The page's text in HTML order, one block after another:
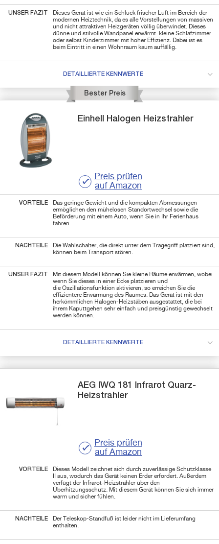
UNSER FAZIT
Dieses Gerät ist wie ein Schluck frischer Luft im Bereich der
modernen Heiztechnik, da es alle Vorstellungen von massiven
und nicht attraktiven Heizgeräten völlig überwindet. Dieses
dünne und stilvolle Wandpanel erwärmt kleine Schlafzimmer
oder selbst Kinderzimmer mit hoher Effizienz. Dabei ist es
beim Eintritt in einen Wohnraum kaum auffällig.
DETAILLIERTE KENNWERTE
Bester Preis
Einhell Halogen Heizstrahler
Preis prüfen
auf Amazon
VORTEILE
Das geringe Gewicht und die kompakten Abmessungen
ermöglichen den mühelosen Standortwechsel sowie die
Beförderung mit einem Auto, wenn Sie in Ihr Ferienhaus
fahren.
NACHTEILE
Die Wahlschalter, die direkt unter dem Tragegriff platziert sind,
können beim Transport stören.
UNSER FAZIT
Mit diesem Modell können Sie kleine Räume erwärmen, wobei
wenn Sie dieses in einer Ecke platzieren und
die Oszillationsfunktion aktivieren, so erreichen Sie die
effizientere Erwärmung des Raumes. Das Gerät ist mit den
herkömmlichen Halogen-Heizstäben ausgestattet, die bei
ihrem Kaputtgehen sehr einfach und preisgünstig gewechselt
werden können.
DETAILLIERTE KENNWERTE
AEG IWQ 181
Infrarot Quarz-
Heizstrahler
Preis prüfen
auf Amazon
VORTEILE
Dieses Modell zeichnet sich durch zuverlässige Schutzklasse
II aus, wodurch das Gerät keinen Erder erfordert. Außerdem
verfügt der Infrarot-Heizstrahler über den
Überhitzungsschutz. Mit diesem Gerät können Sie sich immer
warm und sicher fühlen.
NACHTEILE
Der Teleskop-Standfuß ist leider nicht im Lieferumfang
enthalten.